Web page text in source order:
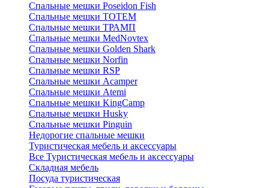
Спальные мешки Poseidon Fish
Спальные мешки ТОТЕМ
Спальные мешки ТРАМП
Cпальные мешки MedNovtex
Спальные мешки Golden Shark
Спальные мешки Norfin
Спальные мешки RSP
Спальные мешки Acamper
Спальные мешки Atemi
Спальные мешки KingCamp
Спальные мешки Husky
Спальные мешки Pinguin
Недорогие спальные мешки
Туристическая мебель и аксессуары
Все Туристическая мебель и аксессуары
Складная мебель
Посуда туристическая